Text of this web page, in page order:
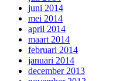
juni 2014
mei 2014
april 2014
maart 2014
februari 2014
januari 2014
december 2013